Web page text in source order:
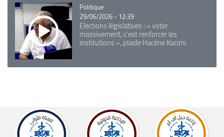
Catégorie
Politique
29/06/2026 - 12:39
Elections législatives : « voter
massivement, c'est renforcer les
institutions », plaide Hacène Kacimi